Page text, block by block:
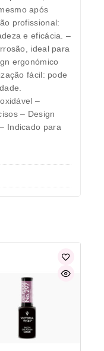
após
profissional:
e eficácia. –
ideal para
ergonómico
fácil: pode
–
– Design
Indicado para